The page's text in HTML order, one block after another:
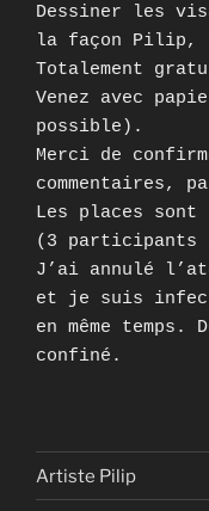
Dessiner les
la façon Pilip,
Totalement
Venez avec
possible).
Merci de
commentaires,
Les places
(3
J’ai annulé
et je suis
en même temps.
confiné.
Artiste Pilip